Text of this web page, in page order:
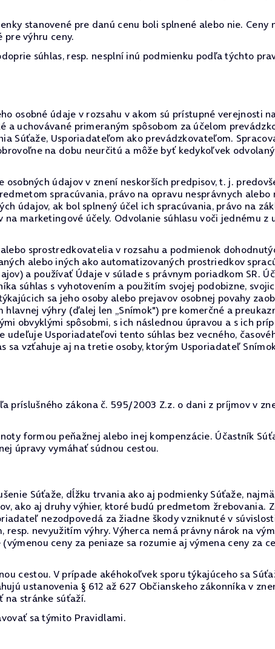
stanovené pre danú cenu boli splnené alebo nie. Ceny
výhru ceny.
súhlas, resp. nesplní inú podmienku podľa týchto
osobné údaje v rozsahu v akom sú prístupné verejnosti
uchovávané primeraným spôsobom za účelom
Súťaže, Usporiadateľom ako prevádzkovateľom.
na dobu neurčitú a môže byť kedykoľvek
údajov v znení neskorších predpisov, t. j.
spracúvania, právo na opravu nesprávnych alebo
údajov, ak bol splnený účel ich spracúvania, právo na
marketingové účely. Odvolanie súhlasu voči jednému z
sprostredkovatelia v rozsahu a podmienok
alebo iných ako automatizovaných prostriedkov
a používať Údaje v súlade s právnym poriadkom SR.
súhlas s vyhotovením a použitím svojej podobizne,
sa jeho osoby alebo prejavov osobnej povahy
výhry (ďalej len „Snímok") pre komerčné a
obvyklými spôsobmi, s ich následnou úpravou a s ich
Usporiadateľovi tento súhlas bez vecného,
vzťahuje aj na tretie osoby, ktorým Usporiadateľ
zákona č. 595/2003 Z.z. o dani z príjmov v
formou peňažnej alebo inej kompenzácie. Účastník
úpravy vymáhať súdnou cestou.
Súťaže, dĺžku trvania ako aj podmienky Súťaže,
ako aj druhy výhier, ktoré budú predmetom žrebovania.
nezodpovedá za žiadne škody vzniknuté v
nevyužitím výhry. Výherca nemá právny nárok na
ceny za peniaze sa rozumie aj výmena ceny za
cestou. V prípade akéhokoľvek sporu týkajúceho sa
ustanovenia § 612 až 627 Občianskeho zákonníka v
na stránke súťaží.
sa týmito Pravidlami.